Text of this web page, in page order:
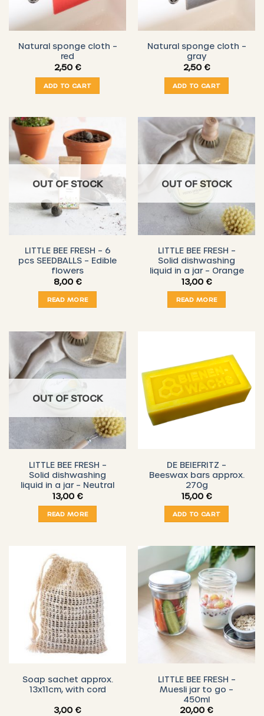
Natural sponge cloth –
red
2,50 €
ADD TO CART
Natural sponge cloth –
gray
2,50 €
ADD TO CART
OUT OF STOCK
LITTLE BEE FRESH – 6
pcs SEEDBALLS – Edible
flowers
8,00 €
READ MORE
OUT OF STOCK
LITTLE BEE FRESH –
Solid dishwashing
liquid in a jar – Orange
13,00 €
READ MORE
OUT OF STOCK
LITTLE BEE FRESH –
Solid dishwashing
liquid in a jar – Neutral
13,00 €
READ MORE
DE BEIEFRITZ –
Beeswax bars approx.
270g
15,00 €
ADD TO CART
Soap sachet approx.
13x11cm, with cord
3,00 €
LITTLE BEE FRESH –
Muesli jar to go –
450ml
20,00 €